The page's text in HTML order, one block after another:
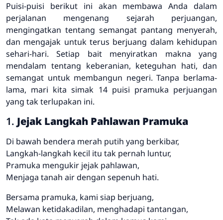
Puisi-puisi berikut ini akan membawa Anda dalam
perjalanan mengenang sejarah perjuangan,
mengingatkan tentang semangat pantang menyerah,
dan mengajak untuk terus berjuang dalam kehidupan
sehari-hari. Setiap bait menyiratkan makna yang
mendalam tentang keberanian, keteguhan hati, dan
semangat untuk membangun negeri. Tanpa berlama-
lama, mari kita simak 14 puisi pramuka perjuangan
yang tak terlupakan ini.
1. Jejak Langkah Pahlawan Pramuka
Di bawah bendera merah putih yang berkibar,
Langkah-langkah kecil itu tak pernah luntur,
Pramuka mengukir jejak pahlawan,
Menjaga tanah air dengan sepenuh hati.
Bersama pramuka, kami siap berjuang,
Melawan ketidakadilan, menghadapi tantangan,